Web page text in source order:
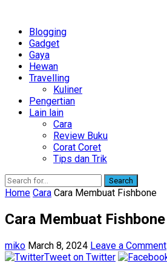
Blogging
Gadget
Gaya
Hewan
Travelling
Kuliner
Pengertian
Lain lain
Cara
Review Buku
Corat Coret
Tips dan Trik
Search
Home Cara Cara Membuat Fishbone
Cara Membuat Fishbone
miko March 8, 2024 Leave a Comment
Tweet on Twitter